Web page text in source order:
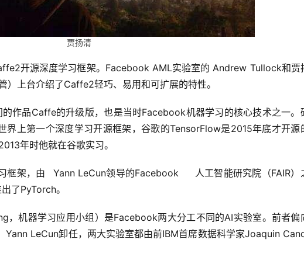
贾扬清
开源深度学习框架。Facebook AML实验室的 Andrew Tullock和贾
）上台介绍了Caffe2轻巧、易用和可扩展的特性。
作品Caffe的升级版，也是当时Facebook机器学习的核心技术之一。
界上第一个深度学习开源框架，谷歌的TensorFlow是2015年底才开源
年时他就在谷歌实习。
研究院（FAIR）之前
了PyTorch。
，机器学习应用小组）是Facebook两大分工不同的AI实验室。前者偏
Yann LeCun卸任，两大实验室都由前IBM首席数据科学家Joaquin